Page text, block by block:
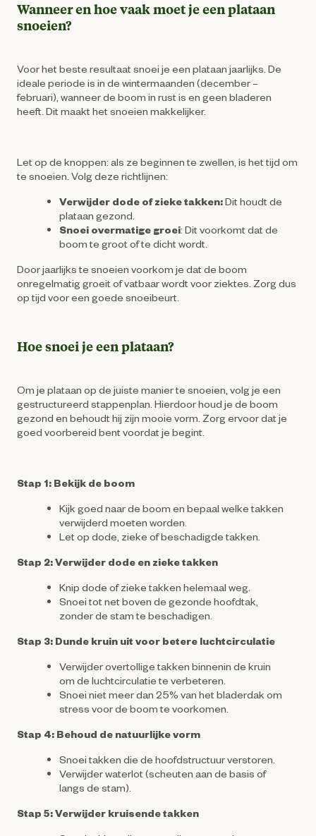
Wanneer en hoe vaak moet je een plataan
snoeien?
Voor het beste resultaat snoei je een plataan jaarlijks. De
ideale periode is in de wintermaanden (december –
februari), wanneer de boom in rust is en geen bladeren
heeft. Dit maakt het snoeien makkelijker.
Let op de knoppen: als ze beginnen te zwellen, is het tijd om
te snoeien. Volg deze richtlijnen:
Verwijder dode of zieke takken:Dit houdt de
plataan gezond.
Snoei overmatige groei: Dit voorkomt dat de
boom te groot of te dicht wordt.
Door jaarlijks te snoeien voorkom je dat de boom
onregelmatig groeit of vatbaar wordt voor ziektes. Zorg dus
op tijd voor een goede snoeibeurt.
Hoe snoei je een plataan?
Om je plataan op de juiste manier te snoeien, volg je een
gestructureerd stappenplan. Hierdoor houd je de boom
gezond en behoudt hij zijn mooie vorm. Zorg ervoor dat je
goed voorbereid bent voordat je begint.
Stap 1: Bekijk de boom
Kijk goed naar de boom en bepaal welke takken
verwijderd moeten worden.
Let op dode, zieke of beschadigde takken.
Stap 2: Verwijder dode en zieke takken
Knip dode of zieke takken helemaal weg.
Snoei tot net boven de gezonde hoofdtak,
zonder de stam te beschadigen.
Stap 3: Dunde kruin uit voor betere luchtcirculatie
Verwijder overtollige takken binnenin de kruin
om de luchtcirculatie te verbeteren.
Snoei niet meer dan 25% van het bladerdak om
stress voor de boom te voorkomen.
Stap 4: Behoud de natuurlijke vorm
Snoei takken die de hoofdstructuur verstoren.
Verwijder waterlot (scheuten aan de basis of
langs de stam).
Stap 5: Verwijder kruisende takken